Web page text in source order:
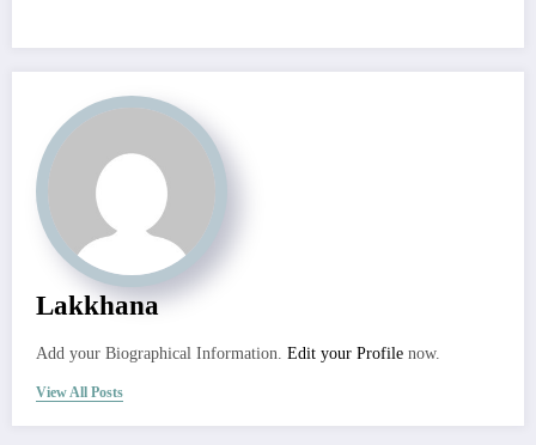
Lakkhana
Add your Biographical Information. Edit your Profile now.
View All Posts